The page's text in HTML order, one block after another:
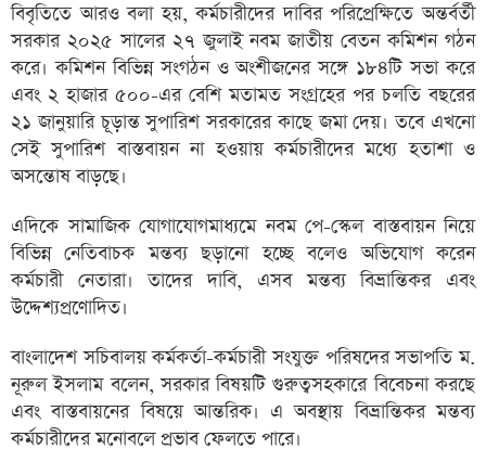
বিবৃতিতে আরও বলা হয়, কর্মচারীদের দাবির পরিপ্রেক্ষিতে অন্তর্বর্তী
সরকার ২০২৫ সালের ২৭ জুলাই নবম জাতীয় বেতন কমিশন গঠন
করে। কমিশন বিভিন্ন সংগঠন ও অংশীজনের সঙ্গে ১৮৪টি সভা করে
এবং ২ হাজার ৫০০-এর বেশি মতামত সংগ্রহের পর চলতি বছরের
২১ জানুয়ারি চূড়ান্ত সুপারিশ সরকারের কাছে জমা দেয়। তবে এখনো
সেই সুপারিশ বাস্তবায়ন না হওয়ায় কর্মচারীদের মধ্যে হতাশা ও
অসন্তোষ বাড়ছে।
এদিকে সামাজিক যোগাযোগমাধ্যমে নবম পে-স্কেল বাস্তবায়ন নিয়ে
বিভিন্ন নেতিবাচক মন্তব্য ছড়ানো হচ্ছে বলেও অভিযোগ করেন
কর্মচারী নেতারা। তাদের দাবি, এসব মন্তব্য বিভ্রান্তিকর এবং
উদ্দেশ্যপ্রণোদিত।
বাংলাদেশ সচিবালয় কর্মকর্তা-কর্মচারী সংযুক্ত পরিষদের সভাপতি ম.
নূরুল ইসলাম বলেন, সরকার বিষয়টি গুরুত্বসহকারে বিবেচনা করছে
এবং বাস্তবায়নের বিষয়ে আন্তরিক। এ অবস্থায় বিভ্রান্তিকর মন্তব্য
কর্মচারীদের মনোবলে প্রভাব ফেলতে পারে।